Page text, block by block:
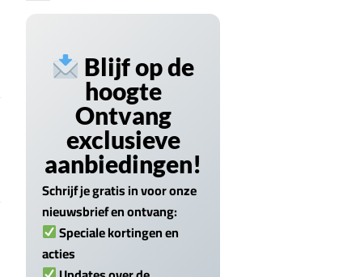
Blijf op de
hoogte
Ontvang
exclusieve
aanbiedingen!
Schrijf je gratis in voor onze
nieuwsbrief en ontvang:
Speciale kortingen en
acties